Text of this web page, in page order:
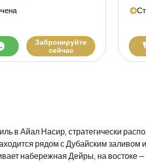
Забронируйте
сейчас
в Айал Насир, стратегически
рядом с Дубайским заливом
набережная Дейры, на